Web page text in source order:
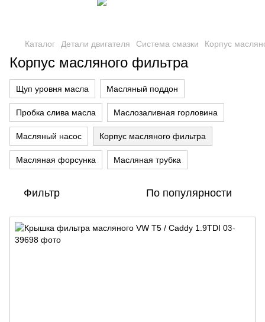
Каталог Детали двигателя Система смазки Корпус
Корпус масляного фильтра
Щуп уровня масла Масляный поддон
Пробка слива масла Маслозаливная горловина
Масляный насос Корпус масляного фильтра
Масляная форсунка Масляная трубка
Фильтр По популярности